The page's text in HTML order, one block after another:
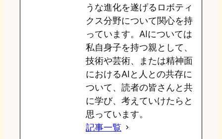
n
k
うな進化を遂げるロボティ
クス分野について関心を持
っています。AIについては
私自身子を持つ親として、
技術や芸術、または精神面
におけるAIと人との共存に
ついて、読者の皆さんと共
に学び、考えていけたらと
思っています。
記事一覧